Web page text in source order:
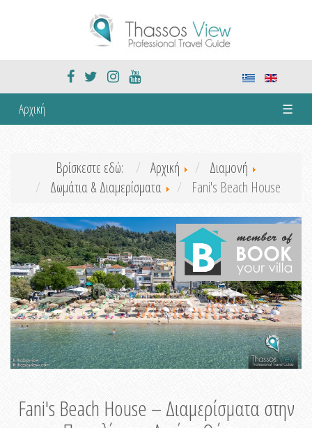
Αρχική ☰
Βρίσκεστε εδώ: Αρχική
Διαμονή
Δωμάτια & Διαμερίσματα
Fani's Beach House
Fani's Beach House – Διαμερίσματα στην